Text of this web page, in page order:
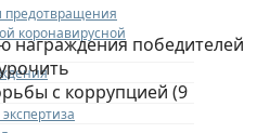
коронавирусной
награждения победителей
с коррупцией (9